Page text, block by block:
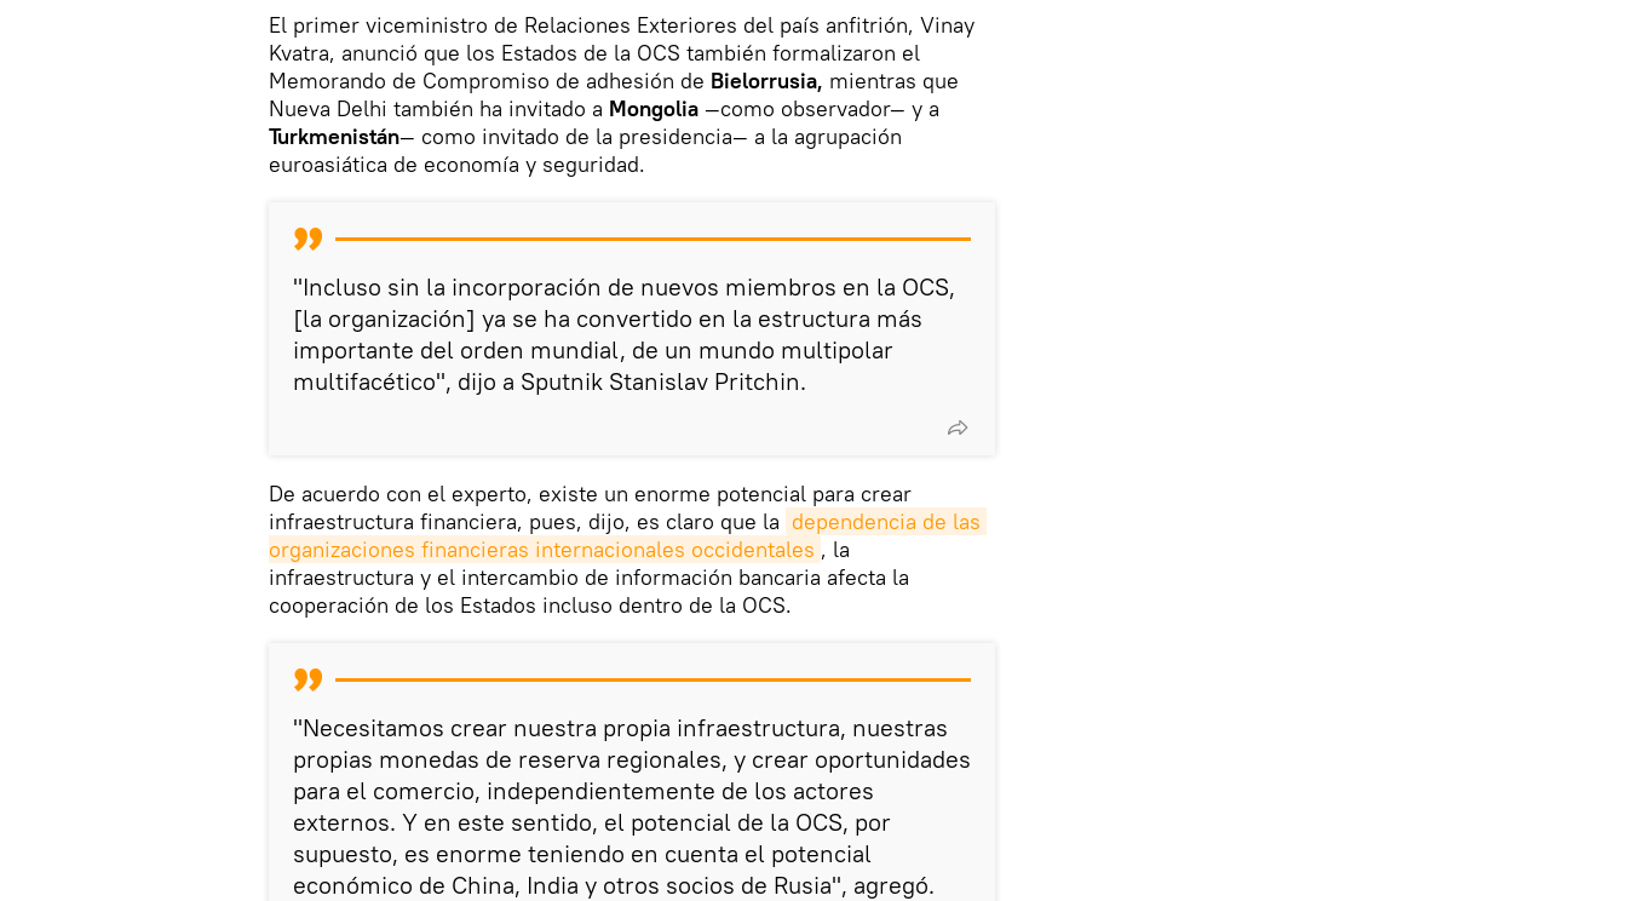
El primer viceministro de Relaciones Exteriores del país anfitrión, Vinay
Kvatra, anunció que los Estados de la OCS también formalizaron el
Memorando de Compromiso de adhesión de Bielorrusia, mientras que
Nueva Delhi también ha invitado a Mongolia —como observador— y a
Turkmenistán— como invitado de la presidencia— a la agrupación
euroasiática de economía y seguridad.
"Incluso sin la incorporación de nuevos miembros en la OCS,
[la organización] ya se ha convertido en la estructura más
importante del orden mundial, de un mundo multipolar
multifacético", dijo a Sputnik Stanislav Pritchin.
De acuerdo con el experto, existe un enorme potencial para crear
infraestructura financiera, pues, dijo, es claro que la dependencia de las
organizaciones financieras internacionales occidentales , la
infraestructura y el intercambio de información bancaria afecta la
cooperación de los Estados incluso dentro de la OCS.
"Necesitamos crear nuestra propia infraestructura, nuestras
propias monedas de reserva regionales, y crear oportunidades
para el comercio, independientemente de los actores
externos. Y en este sentido, el potencial de la OCS, por
supuesto, es enorme teniendo en cuenta el potencial
económico de China, India y otros socios de Rusia", agregó.